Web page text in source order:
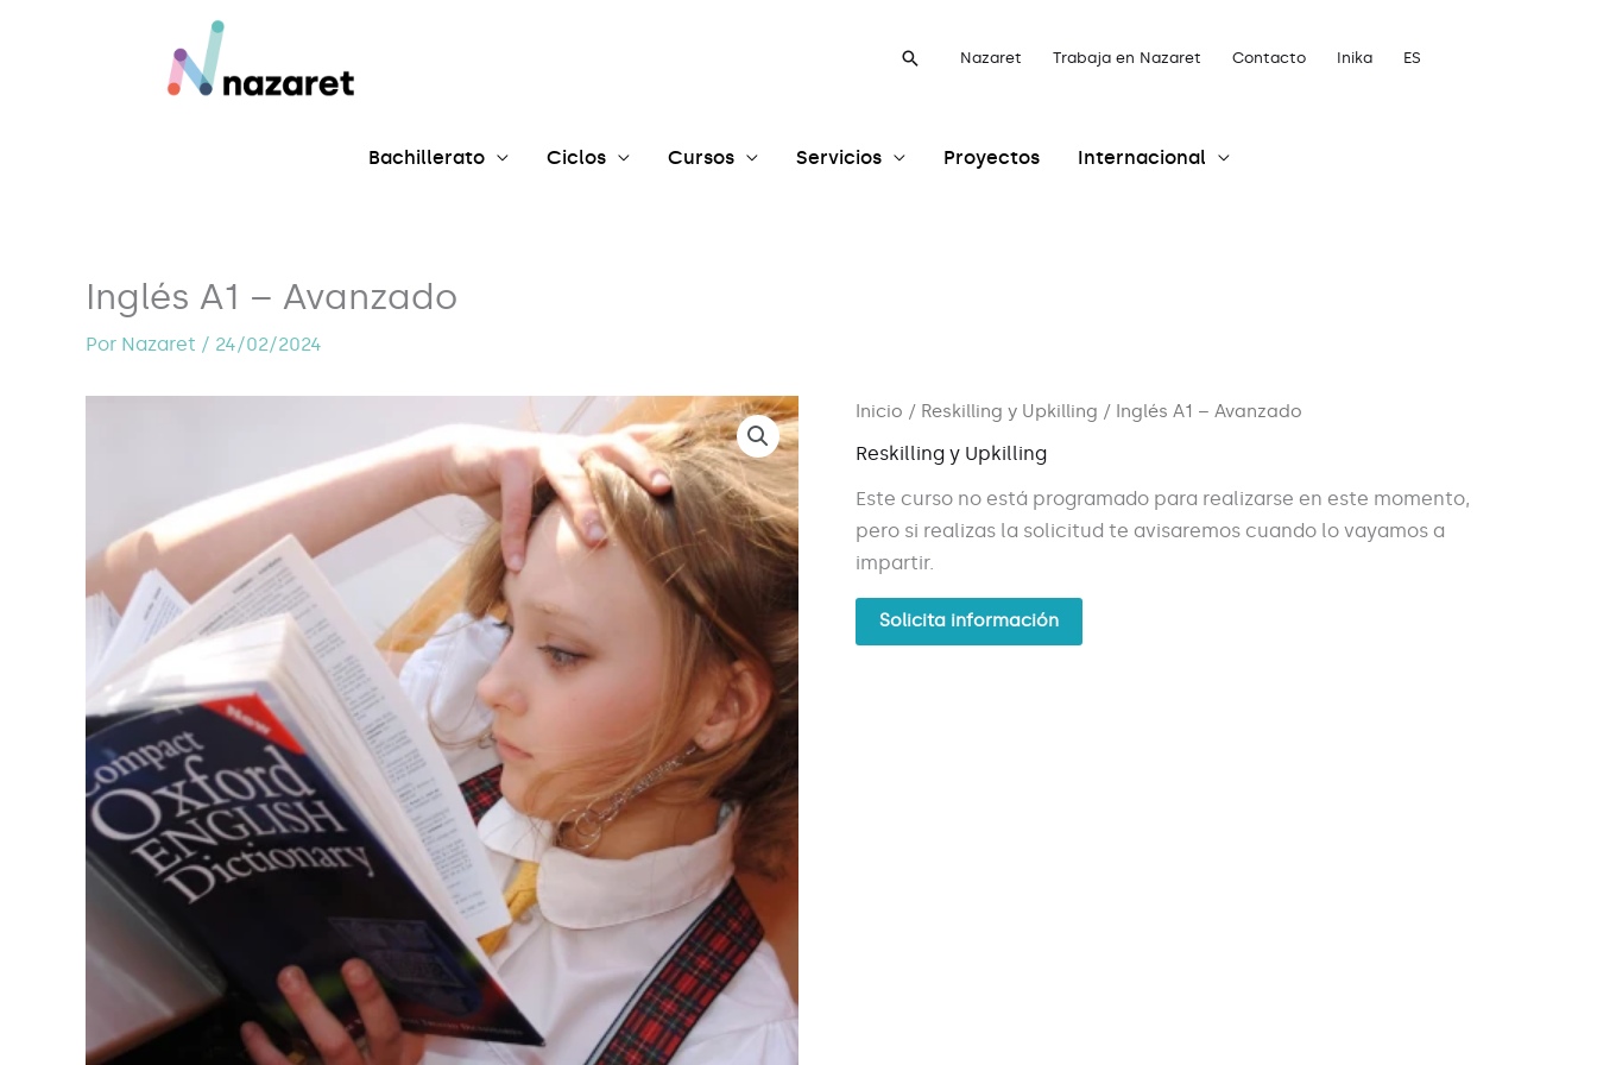
BuscarNazaret Trabaja en Nazaret Contacto Inika ES
Bachillerato Ciclos Cursos Servicios Proyectos Internacional
Inglés A1 – Avanzado
Por Nazaret / 24/02/2024
Inicio / Reskilling y Upkilling / Inglés A1 – Avanzado
Reskilling y Upkilling
Este curso no está programado para realizarse en este momento,
pero si realizas la solicitud te avisaremos cuando lo vayamos a
impartir.
Solicita información